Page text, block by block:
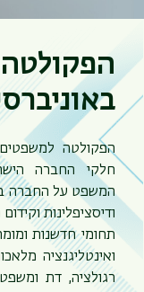
הפקולטה
חלקי החברה
המשפט על החברה
ודיסציפלינות
תחומי חדשנות
ואינטליגנציה
רגולציה, דת